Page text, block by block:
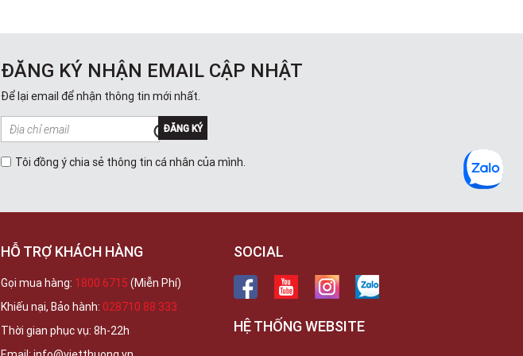
ĐĂNG KÝ NHẬN EMAIL CẬP NHẬT
Để lại email để nhận thông tin mới nhất.
ĐĂNG KÝ
Tôi đồng ý chia sẻ thông tin cá nhân của mình.
HỖ TRỢ KHÁCH HÀNG
Gọi mua hàng: 1800 6715 (Miễn Phí)
Khiếu nại, Bảo hành: 028710 88 333
Thời gian phục vụ: 8h-22h
SOCIAL
HỆ THỐNG WEBSITE